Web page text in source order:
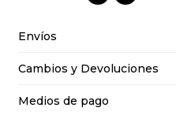
Envíos
Cambios y Devoluciones
Medios de pago